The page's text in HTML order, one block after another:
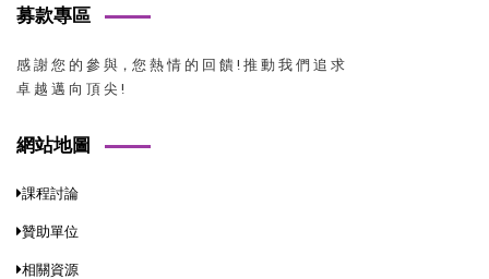
募款專區
感 謝 您 的 參 與，您 熱 情 的 回 饋 ! 推 動 我 們 追 求
卓 越 邁 向 頂 尖 !
網站地圖
課程討論
贊助單位
相關資源